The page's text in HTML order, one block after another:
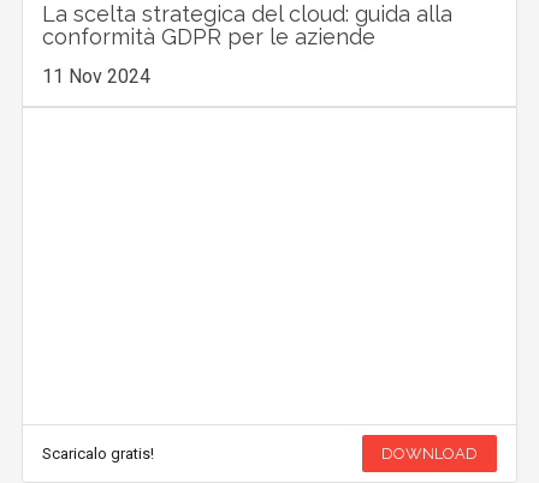
La scelta strategica del cloud: guida alla
conformità GDPR per le aziende
11 Nov 2024
Scaricalo gratis! DOWNLOAD